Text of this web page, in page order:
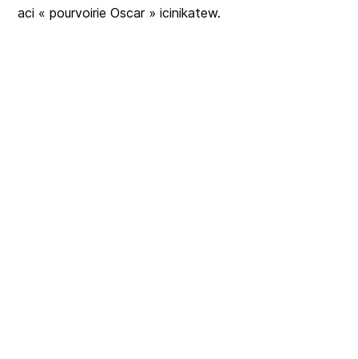
aci « pourvoirie Oscar » icinikatew.